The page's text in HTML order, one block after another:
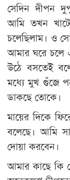
সেদিন দীপন
আমি তখন
চলেছিলাম। ও
আমার ঘরে চলে
উঠে বসতেই
মধ্যে মুখ গুঁজে
ডাকছে তোকে।
মায়ের দিকে
বলেছে। আমি
দোয়া করবেন।
আমার কাছে কি